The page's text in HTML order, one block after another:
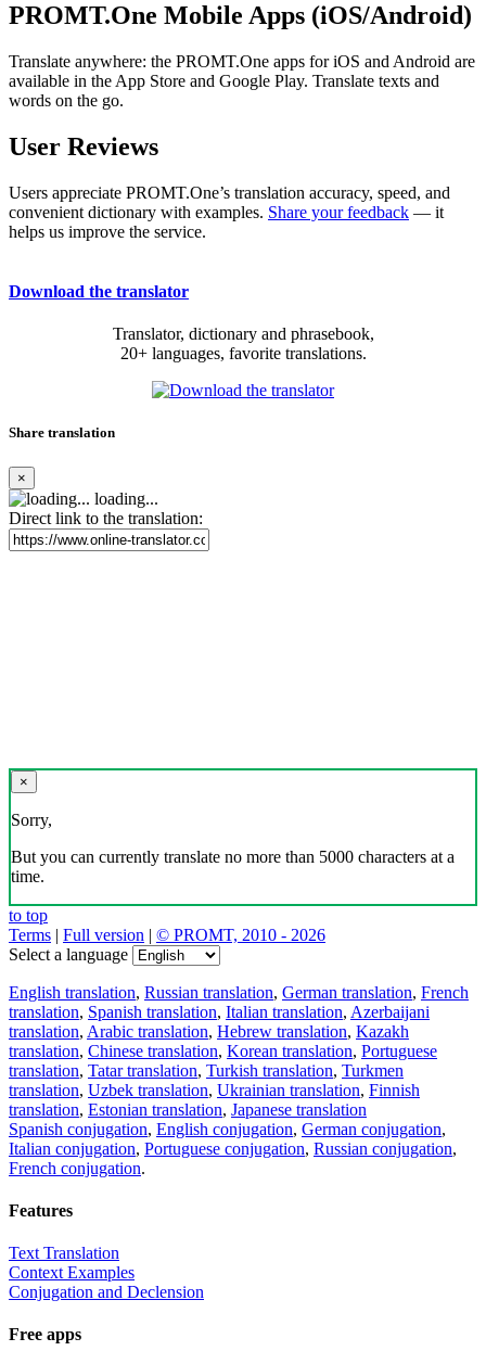
PROMT.One Mobile Apps (iOS/Android)
Translate anywhere: the PROMT.One apps for iOS and Android are
available in the App Store and Google Play. Translate texts and
words on the go.
User Reviews
Users appreciate PROMT.One’s translation accuracy, speed, and
convenient dictionary with examples. Share your feedback — it
helps us improve the service.
Download the translator
Translator, dictionary and phrasebook,
20+ languages, favorite translations.
Share translation
×
loading...
Direct link to the translation:
×
Sorry,
But you can currently translate no more than 5000 characters at a
time.
to top
Terms | Full version | © PROMT, 2010 - 2026
Select a language
English translation, Russian translation, German translation, French
translation, Spanish translation, Italian translation, Azerbaijani
translation, Arabic translation, Hebrew translation, Kazakh
translation, Chinese translation, Korean translation, Portuguese
translation, Tatar translation, Turkish translation, Turkmen
translation, Uzbek translation, Ukrainian translation, Finnish
translation, Estonian translation, Japanese translation
Spanish conjugation, English conjugation, German conjugation,
Italian conjugation, Portuguese conjugation, Russian conjugation,
French conjugation.
Features
Text Translation
Context Examples
Conjugation and Declension
Free apps